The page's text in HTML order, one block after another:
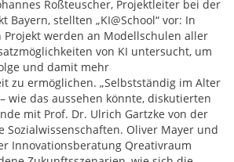
Roßteuscher, Projektleiter bei der
Bayern, stellten „KI@School“ vor: In
werden an Modellschulen aller
von KI untersucht, um
und damit mehr
zu ermöglichen. „Selbstständig im Alter
wie das aussehen könnte, diskutierten
mit Prof. Dr. Ulrich Gartzke von der
Sozialwissenschaften. Oliver Mayer und
Innovationsberatung Qreativraum